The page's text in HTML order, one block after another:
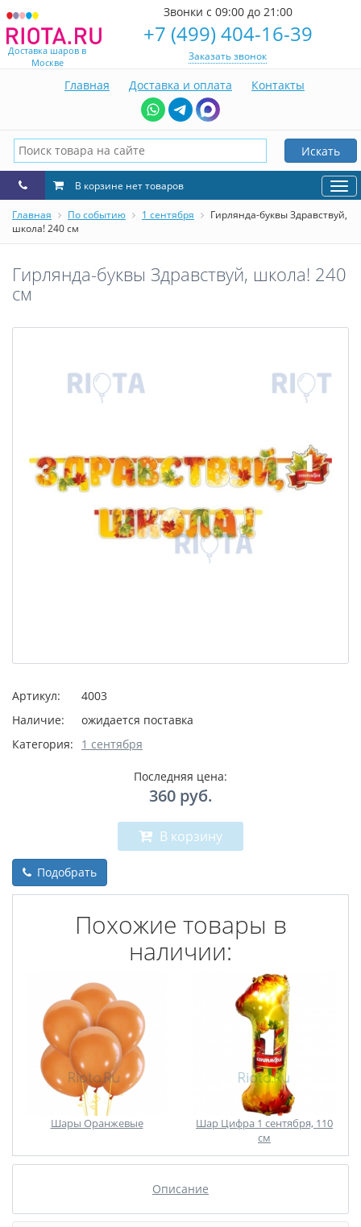
Доставка шаров в
Москве
Звонки с 09:00 до 21:00
+7 (499) 404-16-39
Заказать звонок
Главная Доставка и оплата Контакты
Искать
В корзине нет товаров
Главная По событию 1 сентября
Гирлянда-буквы Здравствуй,
школа! 240 см
Гирлянда-буквы Здравствуй, школа! 240
см
Артикул:
4003
Наличие:
ожидается поставка
Категория:
1 сентября
Последняя цена:
360руб.
В корзину
Подобрать
Похожие товары в
наличии:
Шары Оранжевые
Шар Цифра 1 сентября, 110
см
Описание